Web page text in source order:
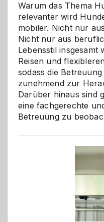
Warum das Thema
relevanter wird
mobiler. Nicht nur
Nicht nur aus
Lebensstil insgesamt
Reisen und
sodass die
zunehmend zur
Darüber hinaus sind
eine fachgerechte
Betreuung zu